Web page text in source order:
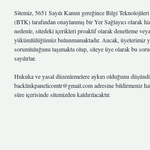
Sitemiz, 5651 Sayılı Kanun gereğince Bilgi
(BTK) tarafından onaylanmış bir Yer Sağlayıcı olarak
nedenle, sitedeki içerikleri proaktif olarak denetleme
yükümlülüğümüz bulunmamaktadır. Ancak, üyelerimiz
sorumluluğunu taşımakta olup, siteye üye olarak bu
sayılırlar.
Hukuka ve yasal düzenlemelere aykırı olduğunu
backlinkpanelicomtr@gmail.comadresine bildirmeniz
süre içerisinde sitemizden kaldırılacaktır.